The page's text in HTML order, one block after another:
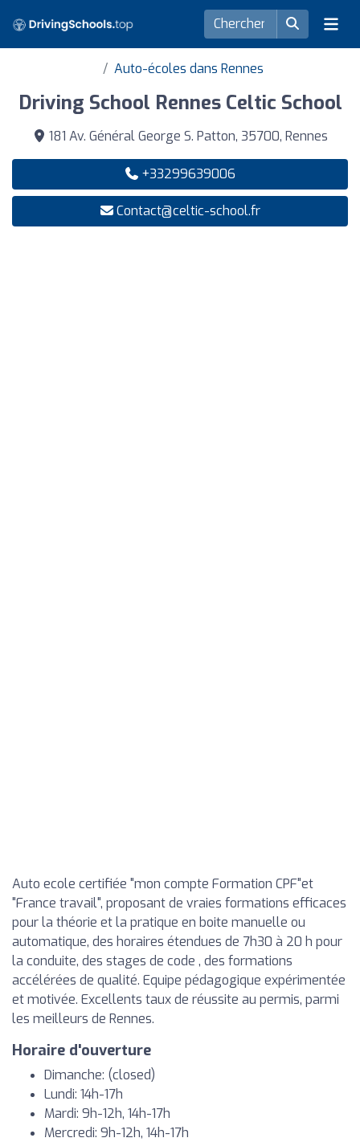
Auto-écoles dans Rennes
Driving School Rennes Celtic School
181 Av. Général George S. Patton, 35700, Rennes
+33299639006
Contact@celtic-school.fr
Auto ecole certifiée "mon compte Formation CPF"et
"France travail", proposant de vraies formations efficaces
pour la théorie et la pratique en boite manuelle ou
automatique, des horaires étendues de 7h30 à 20 h pour
la conduite, des stages de code , des formations
accélérées de qualité. Equipe pédagogique expérimentée
et motivée. Excellents taux de réussite au permis, parmi
les meilleurs de Rennes.
Horaire d'ouverture
Dimanche: (closed)
Lundi: 14h-17h
Mardi: 9h-12h, 14h-17h
Mercredi: 9h-12h, 14h-17h